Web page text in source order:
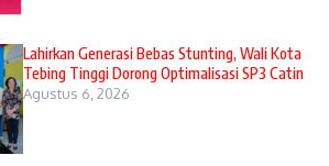
Lahirkan Generasi Bebas Stunting, Wali Kota
Tebing Tinggi Dorong Optimalisasi SP3 Catin
Agustus 6, 2026